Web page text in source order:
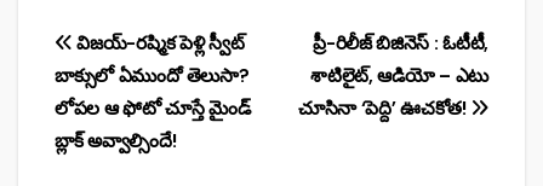
o
o
k
p
p
Post
navigation
ప్రీ-రిలీజ్ బిజినెస్ : ఓటీటీ,
శాటిలైట్, ఆడియో – ఎటు
చూసినా ‘పెద్ది’ ఊచకోత!
విజయ్-రష్మిక పెళ్లి స్వీట్
బాక్సులో ఏముందో తెలుసా?
లోపల ఆ ఫోటో చూస్తే మైండ్
బ్లాక్ అవ్వాల్సిందే!